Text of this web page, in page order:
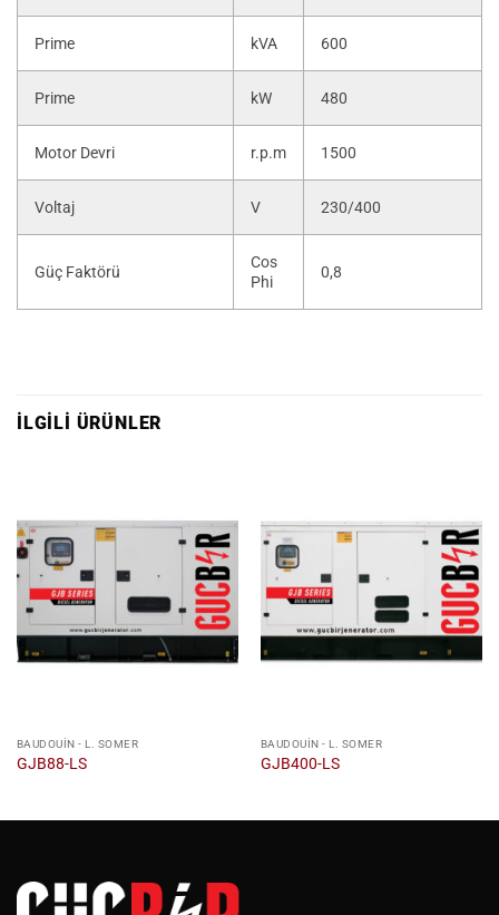
Prime kVA 600
Prime kW 480
Motor Devri r.p.m 1500
Voltaj V 230/400
Güç Faktörü
Cos
Phi
0,8
İLGILI ÜRÜNLER
BAUDOUIN - L. SOMER
GJB88-LS
BAUDOUIN - L. SOMER
GJB400-LS